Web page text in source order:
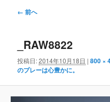
画
ビ
ゲ
ー
シ
ョ
ン
← 前へ
_RAW8822
投稿日:2014年10月18日 |800 ×
のプレーは心豊かに。